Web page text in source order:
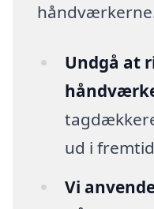
Undgå at
ud i
Vi